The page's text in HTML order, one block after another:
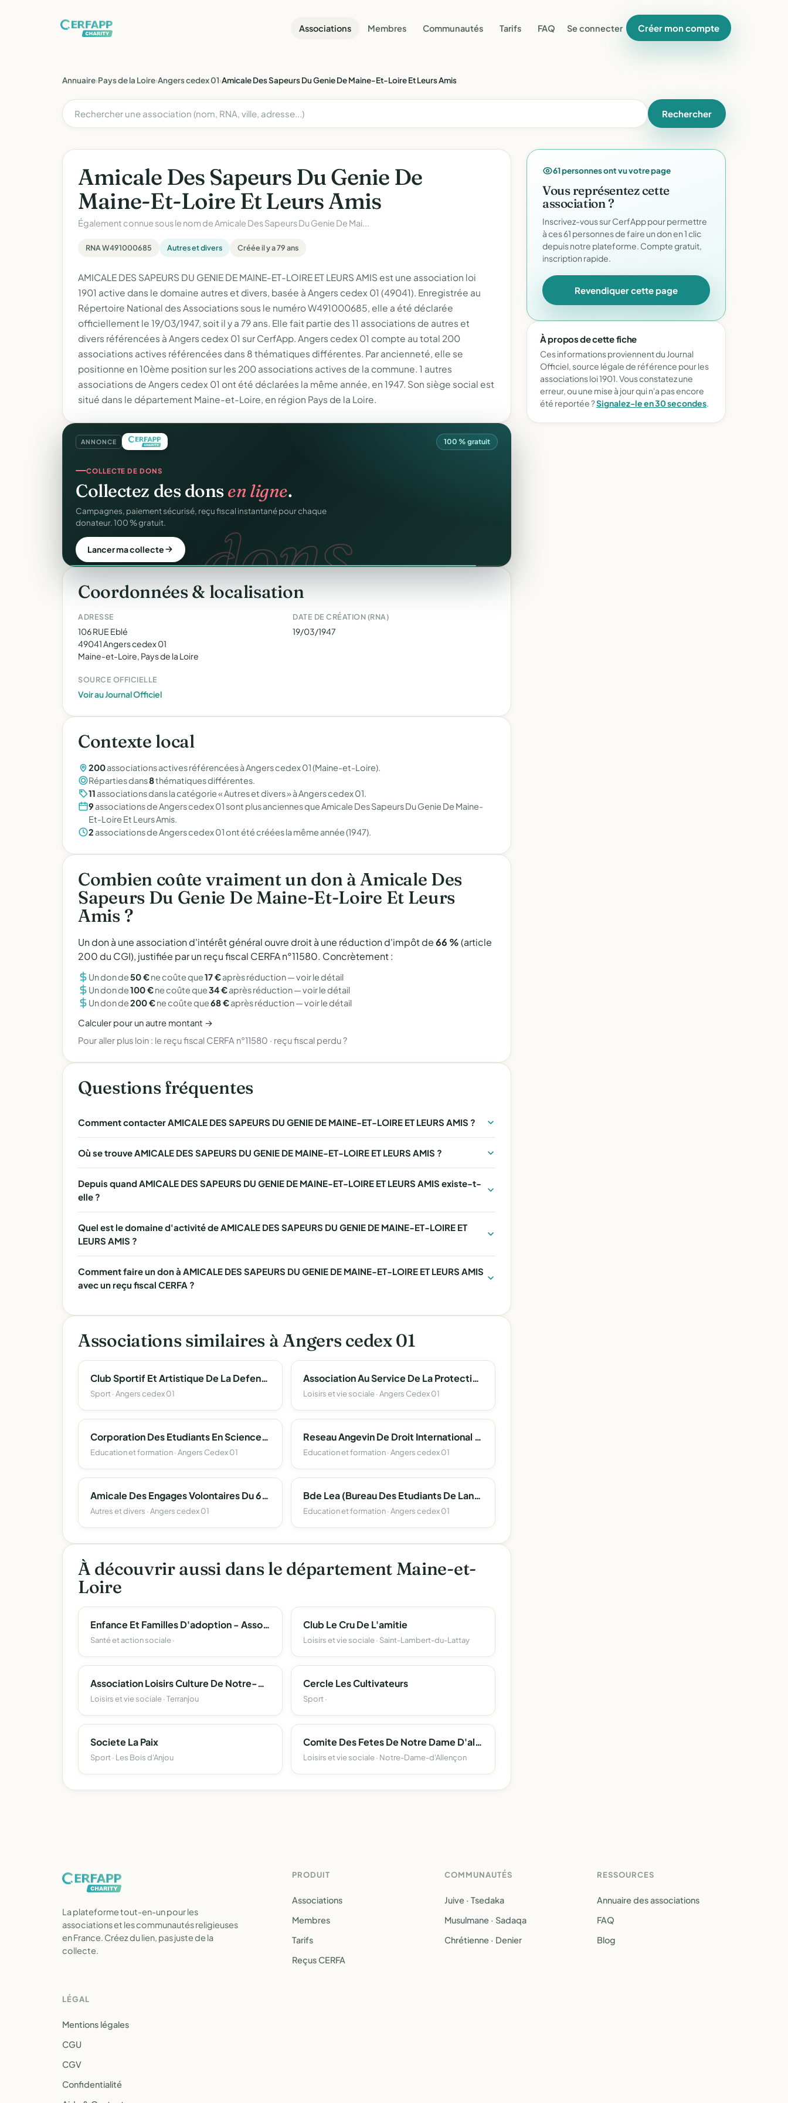
Associations Membres Communautés Tarifs FAQ Se connecter Créer mon compte
Annuaire›Pays de la Loire›Angers cedex 01›Amicale Des Sapeurs Du Genie De Maine-Et-Loire Et Leurs Amis
Rechercher
Amicale Des Sapeurs Du Genie De
Maine-Et-Loire Et Leurs Amis
Également connue sous le nom deAmicale Des Sapeurs Du Genie De Mai...
RNA W491000685 Autres et divers Créée il y a 79 ans
AMICALE DES SAPEURS DU GENIE DE MAINE-ET-LOIRE ET LEURS AMIS est une association loi
1901 active dans le domaine autres et divers, basée à Angers cedex 01 (49041). Enregistrée au
Répertoire National des Associations sous le numéro W491000685, elle a été déclarée
officiellement le 19/03/1947, soit il y a 79 ans. Elle fait partie des 11 associations de autres et
divers référencées à Angers cedex 01 sur CerfApp. Angers cedex 01 compte au total 200
associations actives référencées dans 8 thématiques différentes. Par ancienneté, elle se
positionne en 10ème position sur les 200 associations actives de la commune. 1 autres
associations de Angers cedex 01 ont été déclarées la même année, en 1947. Son siège social est
situé dans le département Maine-et-Loire, en région Pays de la Loire.
ANNONCE 100 % gratuit
CERFA.
REÇUS FISCAUX
Vos reçusCERFAautomatiques.
Générés et envoyés à vos donateurs en un clic, conformes au modèle
officiel n°11580.
Automatiser mes reçus dons.
COLLECTE DE DONS
Collectez des donsen ligne.
Campagnes, paiement sécurisé, reçu fiscal instantané pour chaque
donateur. 100 % gratuit.
Lancer ma collecte
Coordonnées & localisation
ADRESSE
106 RUE Eblé
49041 Angers cedex 01
Maine-et-Loire, Pays de la Loire
DATE DE CRÉATION (RNA)
19/03/1947
SOURCE OFFICIELLE
Voir au Journal Officiel
Contexte local
200associations actives référencées à Angers cedex 01 (Maine-et-Loire).
Réparties dans8thématiques différentes.
11 associations dans la catégorie « Autres et divers » à Angers cedex 01.
9 associations de Angers cedex 01 sont plus anciennes que Amicale Des Sapeurs Du Genie De Maine-
Et-Loire Et Leurs Amis.
2 associations de Angers cedex 01 ont été créées la même année (1947).
Combien coûte vraiment un don à Amicale Des
Sapeurs Du Genie De Maine-Et-Loire Et Leurs
Amis ?
Un don à une association d'intérêt général ouvre droit à une réduction d'impôt de66 %(article
200 du CGI), justifiée par un reçu fiscal CERFA n°11580. Concrètement :
Un don de50 €ne coûte que17 €après réduction —voir le détail
Un don de100 €ne coûte que34 €après réduction —voir le détail
Un don de200 €ne coûte que68 €après réduction —voir le détail
Calculer pour un autre montant →
Pour aller plus loin : le reçu fiscal CERFA n°11580 · reçu fiscal perdu ?
Questions fréquentes
Comment contacter AMICALE DES SAPEURS DU GENIE DE MAINE-ET-LOIRE ET LEURS AMIS ?
Où se trouve AMICALE DES SAPEURS DU GENIE DE MAINE-ET-LOIRE ET LEURS AMIS ?
Depuis quand AMICALE DES SAPEURS DU GENIE DE MAINE-ET-LOIRE ET LEURS AMIS existe-t-
elle ?
Quel est le domaine d'activité de AMICALE DES SAPEURS DU GENIE DE MAINE-ET-LOIRE ET
LEURS AMIS ?
Comment faire un don à AMICALE DES SAPEURS DU GENIE DE MAINE-ET-LOIRE ET LEURS AMIS
avec un reçu fiscal CERFA ?
Associations similaires à Angers cedex 01
Club Sportif Et Artistique De La Defense D'angers
Sport · Angers cedex 01
Association Au Service De La Protection Et L'accompagnement Des Majeurs 49
Loisirs et vie sociale · Angers Cedex 01
Corporation Des Etudiants En Sciences D'angers (Corpo Sciences Angers)
Education et formation · Angers Cedex 01
Reseau Angevin De Droit International Et Europeen
Education et formation · Angers cedex 01
Amicale Des Engages Volontaires Du 6° Regiment Du Genie
Autres et divers · Angers cedex 01
Bde Lea (Bureau Des Etudiants De Langues Etrangeres Appliquees) Angers
Education et formation · Angers cedex 01
À découvrir aussi dans le département Maine-et-
Loire
Enfance Et Familles D'adoption - Association De Maine-Et-Loire
Santé et action sociale ·
Club Le Cru De L'amitie
Loisirs et vie sociale · Saint-Lambert-du-Lattay
Association Loisirs Culture De Notre-Dame D'allencon
Loisirs et vie sociale · Terranjou
Cercle Les Cultivateurs
Sport ·
Societe La Paix
Sport · Les Bois d'Anjou
Comite Des Fetes De Notre Dame D'allencon
Loisirs et vie sociale · Notre-Dame-d'Allençon
61 personnes ont vu votre page
Vous représentez cette
association ?
Inscrivez-vous sur CerfApp pour permettre
à ces 61 personnes de faire un don en 1 clic
depuis notre plateforme. Compte gratuit,
inscription rapide.
Revendiquer cette page
À propos de cette fiche
Ces informations proviennent du Journal
Officiel, source légale de référence pour les
associations loi 1901. Vous constatez une
erreur, ou une mise à jour qui n'a pas encore
été reportée ?Signalez-le en 30 secondes.
La plateforme tout-en-un pour les
associations et les communautés religieuses
en France. Créez du lien, pas juste de la
collecte.
PRODUIT
Associations
Membres
Tarifs
Reçus CERFA
COMMUNAUTÉS
Juive · Tsedaka
Musulmane · Sadaqa
Chrétienne · Denier
RESSOURCES
Annuaire des associations
FAQ
Blog
LÉGAL
Mentions légales
CGU
CGV
Confidentialité